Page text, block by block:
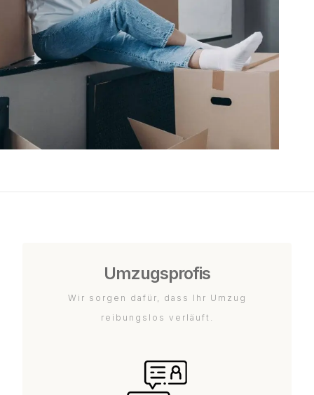
Umzugsprofis
Wir sorgen dafür, dass Ihr Umzug
reibungslos verläuft.